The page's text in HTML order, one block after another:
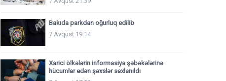
Bakıda parkdan oğurluq edilib
7 Avqust 19:14
Xarici ölkələrin informasiya şəbəkələrinə
hücumlar edən şəxslər saxlanıldı